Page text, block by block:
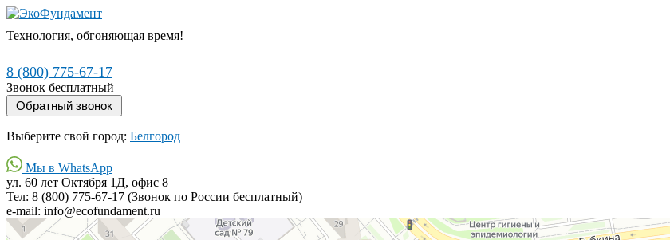
Технология, обгоняющая время!
8 (800) 775-67-17
Звонок бесплатный
Выберите свой город: Белгород
Мы в WhatsApp
ул. 60 лет Октября 1Д, офис 8
Тел: 8 (800) 775-67-17 (Звонок по России бесплатный)
e-mail: info@ecofundament.ru